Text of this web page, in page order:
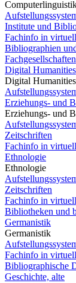
Institute und
Fachinfo in
Bibliographien
Fachgesellschaften
Digital Humanities
Digital Humanities
Erziehungs- und
Erziehungs- und
Zeitschriften
Fachinfo in
Ethnologie
Ethnologie
Zeitschriften
Fachinfo in
Bibliotheken und
Germanistik
Germanistik
Fachinfo in
Bibliographische
Geschichte, alte